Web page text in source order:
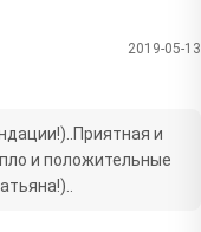
2019-05-13
и
и положительные